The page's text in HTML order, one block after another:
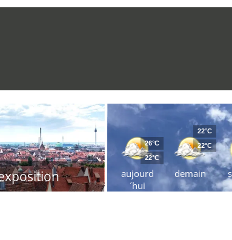
aujourd
´hui
26°C
22°C
demain
22°C
22°C